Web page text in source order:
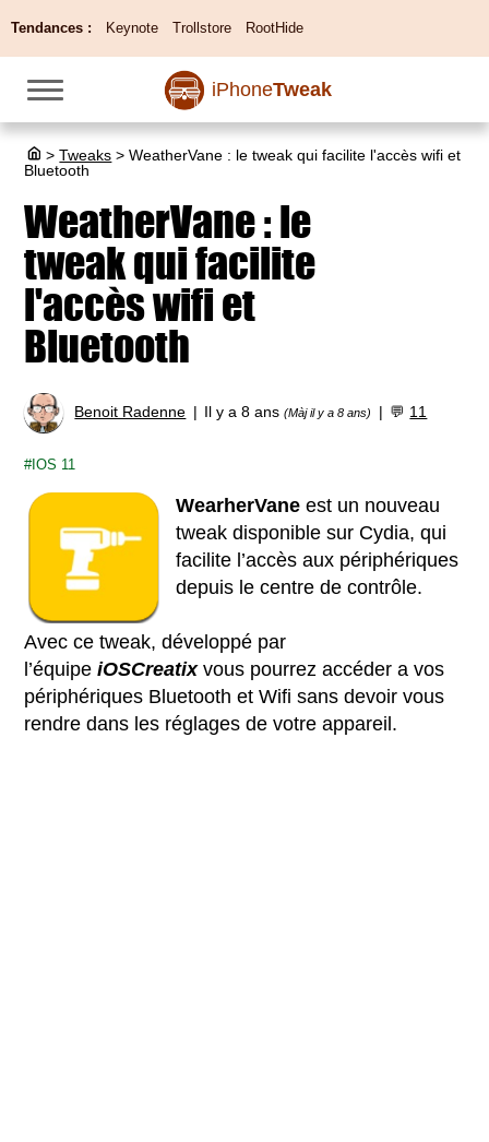
Tendances : Keynote Trollstore RootHide
iPhoneTweak
> Tweaks > WeatherVane : le tweak qui facilite l'accès wifi et
Bluetooth
WeatherVane : le
tweak qui facilite
l'accès wifi et
Bluetooth
Benoit Radenne Il y a 8 ans(Màj il y a 8 ans) 💬 11
IOS 11
WearherVane est un nouveau
tweak disponible sur Cydia, qui
facilite l’accès aux périphériques
depuis le centre de contrôle.
Avec ce tweak, développé par
l’équipeiOSCreatixvous pourrez accéder a vos
périphériques Bluetooth et Wifi sans devoir vous
rendre dans les réglages de votre appareil.